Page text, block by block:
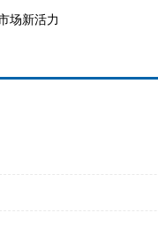
场新活力